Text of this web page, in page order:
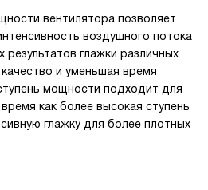
вентилятора позволяет
воздушного потока
глажки различных
и уменьшая время
мощности подходит для
как более высокая ступень
глажку для более плотных